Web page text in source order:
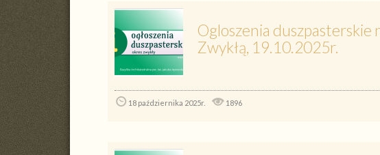
Ogloszenia duszpasterskie
Zwykłą, 19.10.2025r.
18 października 2025r. 1896